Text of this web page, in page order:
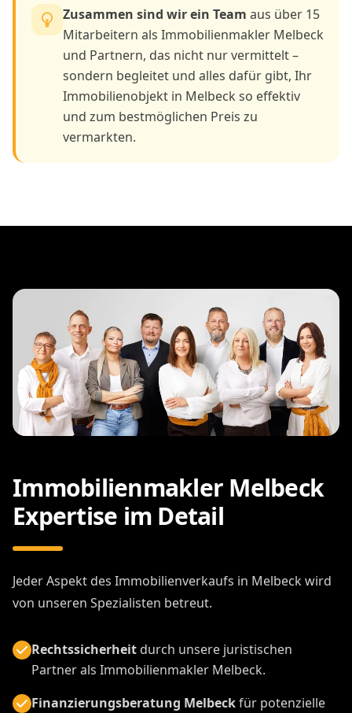
Zusammen sind wir ein Team aus über 15
Mitarbeitern als Immobilienmakler Melbeck
und Partnern, das nicht nur vermittelt –
sondern begleitet und alles dafür gibt, Ihr
Immobilienobjekt in Melbeck so effektiv
und zum bestmöglichen Preis zu
vermarkten.
Immobilienmakler Melbeck
Expertise im Detail
Jeder Aspekt des Immobilienverkaufs in Melbeck wird
von unseren Spezialisten betreut.
Rechtssicherheitdurch unsere juristischen
Partner als Immobilienmakler Melbeck.
Finanzierungsberatung Melbeckfür potenzielle